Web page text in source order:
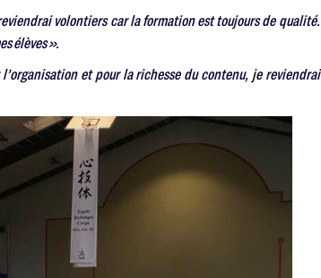
volontiers car la formation est toujours de qualité.
élèves ».
et pour la richesse du contenu, je reviendrai